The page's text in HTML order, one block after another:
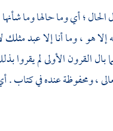
الحال ؛ أي وما حالها وما
إلا هو ، وما أنا إلا عبد
بال القرون الأولى لم
تعالى ، ومحفوظة عنده في